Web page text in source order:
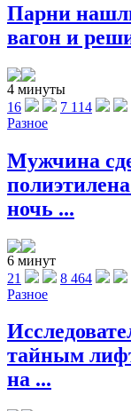
Парни
вагон и
4 минуты
16
7 114
Разное
Мужчина
ночь ...
6 минут
21
8 464
Разное
тайным
на ...